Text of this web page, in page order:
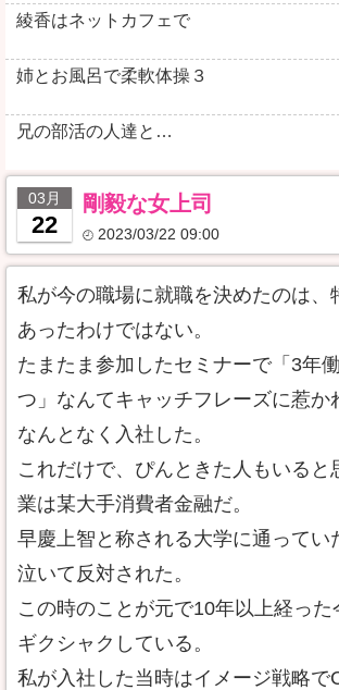
綾香はネットカフェで
姉とお風呂で柔軟体操３
兄の部活の人達と…
03月
22
剛毅な女上司
2023/03/22 09:00
私が今の職場に就職を決めたのは、
あったわけではない。
たまたま参加したセミナーで「3年
つ」なんてキャッチフレーズに惹か
なんとなく入社した。
これだけで、ぴんときた人もいると
業は某大手消費者金融だ。
早慶上智と称される大学に通ってい
泣いて反対された。
この時のことが元で10年以上経っ
ギクシャクしている。
私が入社した当時はイメージ戦略で